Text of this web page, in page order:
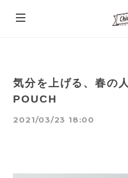
気分を上げる、春の
POUCH
2021/03/23 18:00